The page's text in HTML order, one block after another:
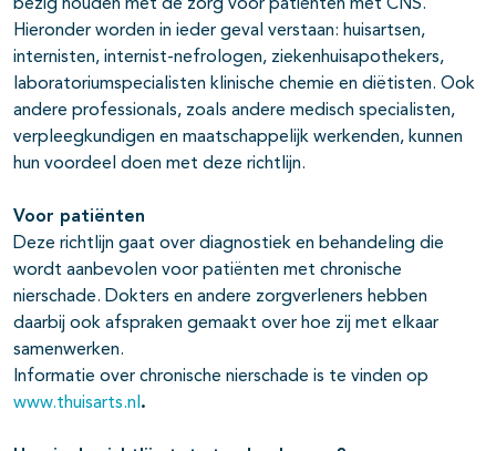
bezig houden met de zorg voor patiënten met CNS.
Hieronder worden in ieder geval verstaan: huisartsen,
internisten, internist-nefrologen, ziekenhuisapothekers,
laboratoriumspecialisten klinische chemie en diëtisten. Ook
andere professionals, zoals andere medisch specialisten,
verpleegkundigen en maatschappelijk werkenden, kunnen
hun voordeel doen met deze richtlijn.
Voor patiënten
Deze richtlijn gaat over diagnostiek en behandeling die
wordt aanbevolen voor patiënten met chronische
nierschade. Dokters en andere zorgverleners hebben
daarbij ook afspraken gemaakt over hoe zij met elkaar
samenwerken.
Informatie over chronische nierschade is te vinden op
www.thuisarts.nl .